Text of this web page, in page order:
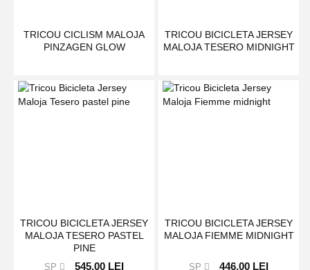
TRICOU CICLISM MALOJA
PINZAGEN GLOW
TRICOU BICICLETA JERSEY
MALOJA TESERO MIDNIGHT
TRICOU BICICLETA JERSEY
MALOJA TESERO PASTEL
PINE
SP 545,00 LEI
TRICOU BICICLETA JERSEY
MALOJA FIEMME MIDNIGHT
SP 446,00 LEI